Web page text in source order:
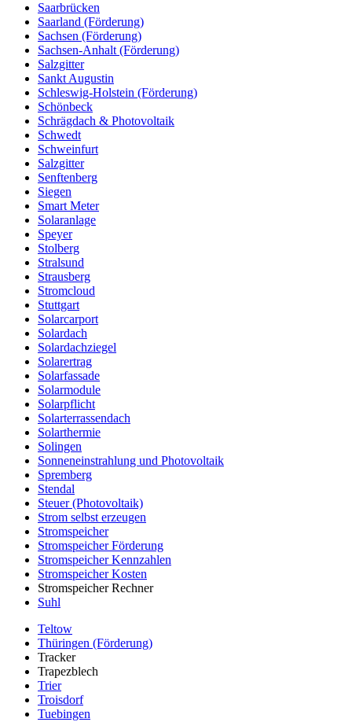
Saarbrücken
Saarland (Förderung)
Sachsen (Förderung)
Sachsen-Anhalt (Förderung)
Salzgitter
Sankt Augustin
Schleswig-Holstein (Förderung)
Schönbeck
Schrägdach & Photovoltaik
Schwedt
Schweinfurt
Salzgitter
Senftenberg
Siegen
Smart Meter
Solaranlage
Speyer
Stolberg
Stralsund
Strausberg
Stromcloud
Stuttgart
Solarcarport
Solardach
Solardachziegel
Solarertrag
Solarfassade
Solarmodule
Solarpflicht
Solarterrassendach
Solarthermie
Solingen
Sonneneinstrahlung und Photovoltaik
Spremberg
Stendal
Steuer (Photovoltaik)
Strom selbst erzeugen
Stromspeicher
Stromspeicher Förderung
Stromspeicher Kennzahlen
Stromspeicher Kosten
Stromspeicher Rechner
Suhl
Teltow
Thüringen (Förderung)
Tracker
Trapezblech
Trier
Troisdorf
Tuebingen